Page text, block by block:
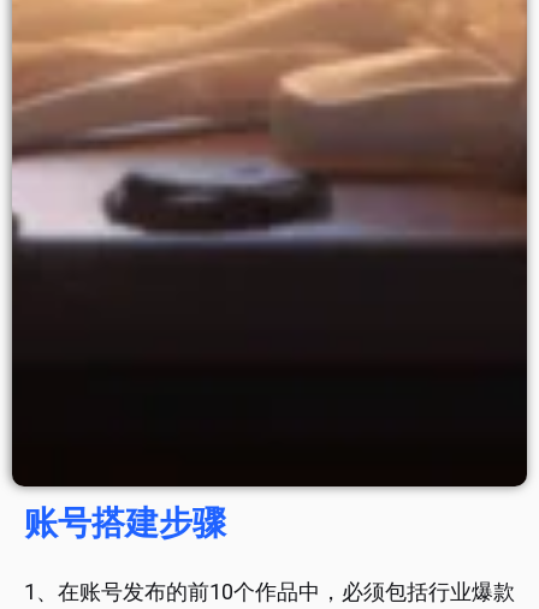
账号搭建步骤
1、在账号发布的前10个作品中，必须包括行业爆款